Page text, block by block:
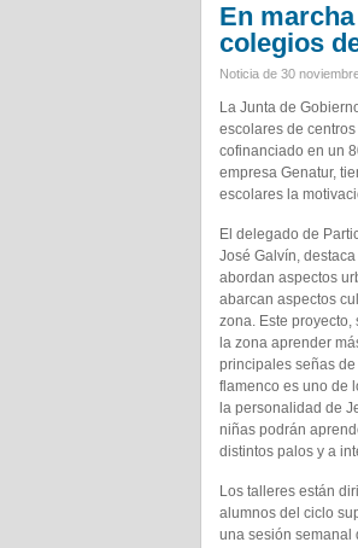
En
colegios
Noticia de 30
La Junta de
escolares de
cofinanciado en un
empresa Genatur,
escolares la
El delegado de
José Galvín,
abordan aspectos
abarcan aspectos
zona. Este
la zona aprender
principales señas
flamenco es uno de
la personalidad de
niñas podrán
distintos palos y a
Los talleres están
alumnos del ciclo
una sesión semanal